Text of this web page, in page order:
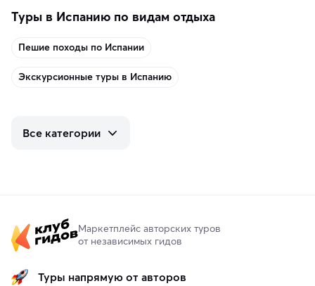
Туры в Испанию по видам отдыха
Пешие походы по Испании
Экскурсионные туры в Испанию
Все категории
Маркетплейс авторских туров
от независимых гидов
Туры напрямую от авторов